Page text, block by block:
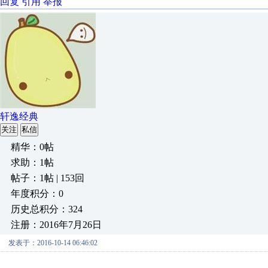
轩逸经典
关注 私信
精华：0帖
求助：1帖
帖子：1帖 | 153回
年度积分：0
历史总积分：324
注册：2016年7月26日
发表于：2016-10-14 06:46:02